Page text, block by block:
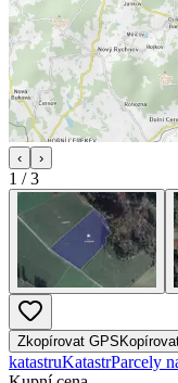
‹ ›
1 /3
Zkopírovat GPS
katastruKatastrParcely